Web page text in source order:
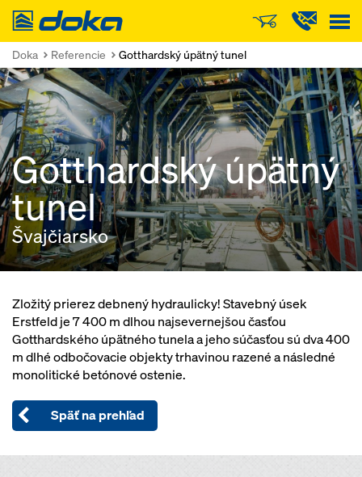
Doka
Doka Referencie Gotthardský úpätný tunel
Gotthardský úpätný
tunel
Švajčiarsko
Zložitý prierez debnený hydraulicky! Stavebný úsek
Erstfeld je 7 400 m dlhou najsevernejšou časťou
Gotthardského úpätného tunela a jeho súčasťou sú dva 400
m dlhé odbočovacie objekty trhavinou razené a následné
monolitické betónové ostenie.
Späť na prehľad